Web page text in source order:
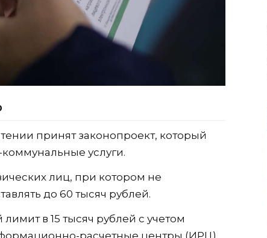
принят законопроект, который
услуги.
лиц, при котором не
до 60 тысяч рублей.
в 15 тысяч рублей с учетом
расчетные центры (ИРЦ).